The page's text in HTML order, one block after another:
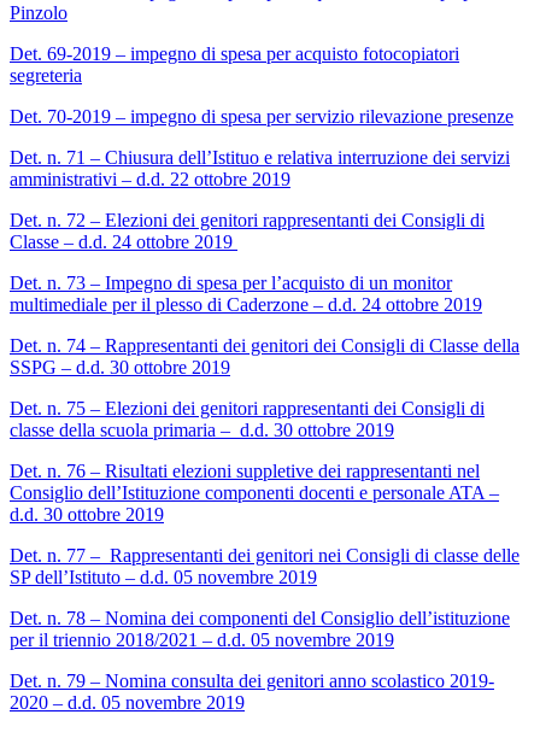
Pinzolo
Det. 69-2019 – impegno di spesa per acquisto fotocopiatori
segreteria
Det. 70-2019 – impegno di spesa per servizio rilevazione presenze
Det. n. 71 – Chiusura dell’Istituo e relativa interruzione dei servizi
amministrativi – d.d. 22 ottobre 2019
Det. n. 72 – Elezioni dei genitori rappresentanti dei Consigli di
Classe – d.d. 24 ottobre 2019
Det. n. 73 – Impegno di spesa per l’acquisto di un monitor
multimediale per il plesso di Caderzone – d.d. 24 ottobre 2019
Det. n. 74 – Rappresentanti dei genitori dei Consigli di Classe della
SSPG – d.d. 30 ottobre 2019
Det. n. 75 – Elezioni dei genitori rappresentanti dei Consigli di
classe della scuola primaria – d.d. 30 ottobre 2019
Det. n. 76 – Risultati elezioni suppletive dei rappresentanti nel
Consiglio dell’Istituzione componenti docenti e personale ATA –
d.d. 30 ottobre 2019
Det. n. 77 – Rappresentanti dei genitori nei Consigli di classe delle
SP dell’Istituto – d.d. 05 novembre 2019
Det. n. 78 – Nomina dei componenti del Consiglio dell’istituzione
per il triennio 2018/2021 – d.d. 05 novembre 2019
Det. n. 79 – Nomina consulta dei genitori anno scolastico 2019-
2020 – d.d. 05 novembre 2019